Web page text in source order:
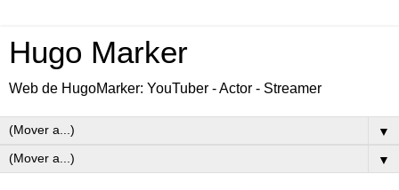
Hugo Marker
Web de HugoMarker: YouTuber - Actor - Streamer
▼
▼